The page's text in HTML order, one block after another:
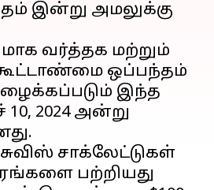
இன்று அமலுக்கு
வர்த்தக மற்றும்
ஒப்பந்தம்
இந்த
2024 அன்று
சாக்லேட்டுகள்
பற்றியது